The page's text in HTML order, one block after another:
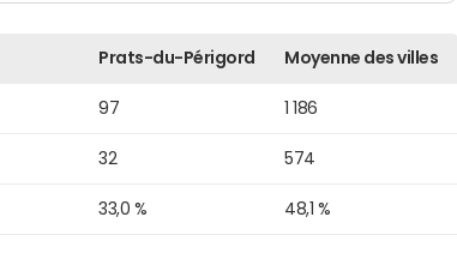
Prats-du-Périgord Moyenne des villes
97 1 186
32 574
33,0 % 48,1 %